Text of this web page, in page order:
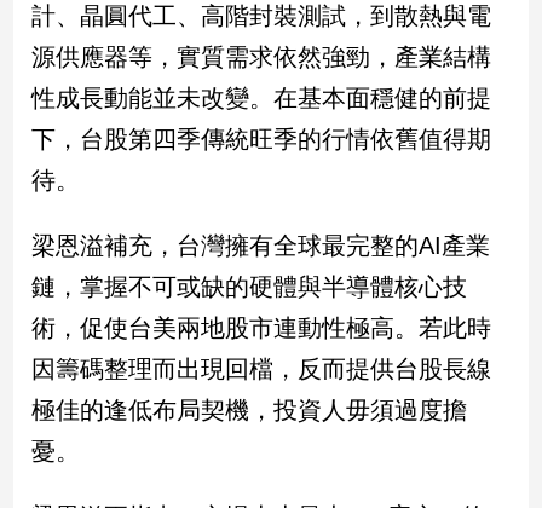
會/
地
方
新
冠
毒
區
南
台
灣
觀
點
計、晶圓代工、高階封裝測試，到散熱與電
源供應器等，實質需求依然強勁，產業結構
性成長動能並未改變。在基本面穩健的前提
下，台股第四季傳統旺季的行情依舊值得期
待。
梁恩溢補充，台灣擁有全球最完整的AI產業
鏈，掌握不可或缺的硬體與半導體核心技
術，促使台美兩地股市連動性極高。若此時
因籌碼整理而出現回檔，反而提供台股長線
極佳的逢低布局契機，投資人毋須過度擔
憂。